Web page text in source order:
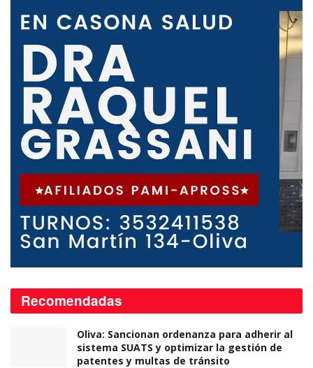
Recomendadas
Oliva: Sancionan ordenanza para adherir al
sistema SUATS y optimizar la gestión de
patentes y multas de tránsito